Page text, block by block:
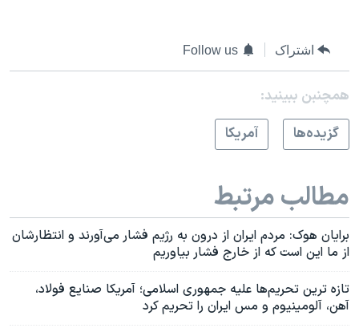
اشتراک Follow us
همچنبن ببینید:
گزيده‌ها
آمريکا
مطالب مرتبط
برایان هوک: مردم ایران از درون به رژیم فشار می‌آورند و انتظارشان
از ما این است که از خارج فشار بیاوریم
تازه ترین تحریم‌ها علیه جمهوری اسلامی؛ آمریکا صنایع فولاد،
آهن، آلومینیوم و مس ایران را تحریم کرد